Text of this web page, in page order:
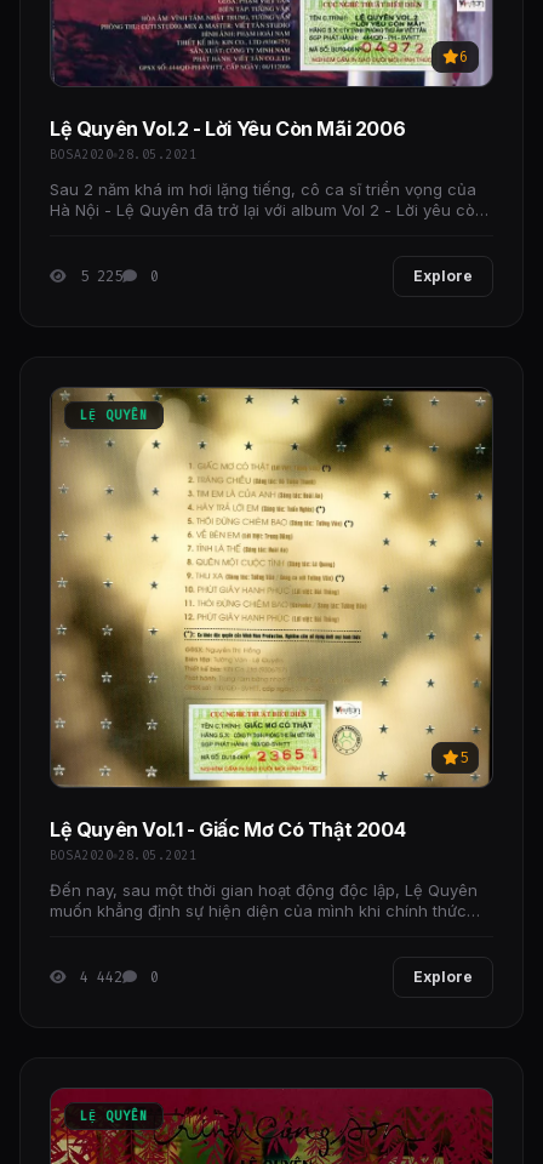
6
Lệ Quyên Vol.2 - Lời Yêu Còn Mãi 2006
BOSA2020 28.05.2021
Sau 2 năm khá im hơi lặng tiếng, cô ca sĩ triển vọng của
Hà Nội - Lệ Quyên đã trở lại với album Vol 2 - Lời yêu còn
5 225 0 Explore
LỆ QUYÊN
5
Lệ Quyên Vol.1 - Giấc Mơ Có Thật 2004
BOSA2020 28.05.2021
Đến nay, sau một thời gian hoạt động độc lập, Lệ Quyên
muốn khẳng định sự hiện diện của mình khi chính thức
4 442 0 Explore
LỆ QUYÊN